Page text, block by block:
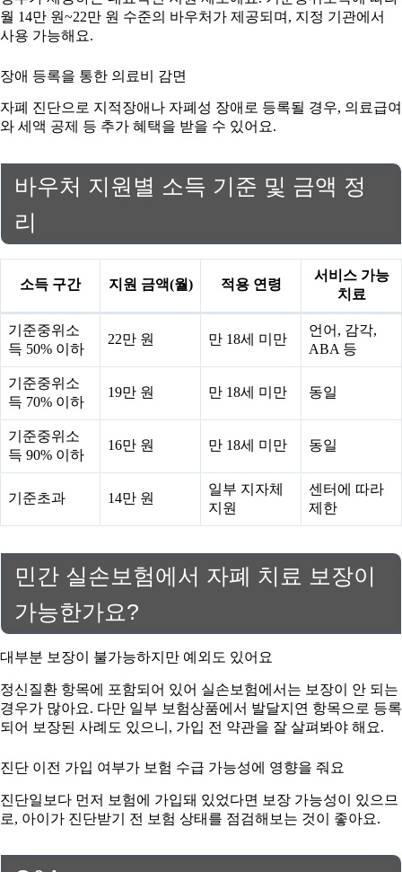
월 14만 원~22만 원 수준의 바우처가 제공되며, 지정 기관에서
사용 가능해요.
장애 등록을 통한 의료비 감면
자폐 진단으로 지적장애나 자폐성 장애로 등록될 경우, 의료급여
와 세액 공제 등 추가 혜택을 받을 수 있어요.
바우처 지원별 소득 기준 및 금액 정
리
소득 구간 지원 금액(월) 적용 연령
서비스 가능
치료
기준중위소
득 50% 이하
22만 원 만 18세 미만
언어, 감각,
ABA 등
기준중위소
득 70% 이하
19만 원 만 18세 미만 동일
기준중위소
득 90% 이하
16만 원 만 18세 미만 동일
기준초과 14만 원
일부 지자체
지원
센터에 따라
제한
민간 실손보험에서 자폐 치료 보장이
가능한가요?
대부분 보장이 불가능하지만 예외도 있어요
정신질환 항목에 포함되어 있어 실손보험에서는 보장이 안 되는
경우가 많아요. 다만 일부 보험상품에서 발달지연 항목으로 등록
되어 보장된 사례도 있으니, 가입 전 약관을 잘 살펴봐야 해요.
진단 이전 가입 여부가 보험 수급 가능성에 영향을 줘요
진단일보다 먼저 보험에 가입돼 있었다면 보장 가능성이 있으므
로, 아이가 진단받기 전 보험 상태를 점검해보는 것이 좋아요.